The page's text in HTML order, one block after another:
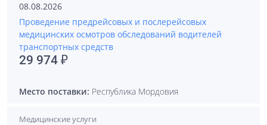
08.08.2026
Проведение предрейсовых и послерейсовых
медицинских осмотров обследований водителей
транспортных средств
29 974 ₽
Место поставки: Республика Мордовия
Медицинские услуги